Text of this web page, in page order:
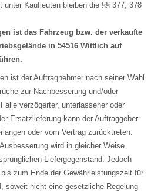
unter Kaufleuten bleiben die §§ 377, 378
ist das Fahrzeug bzw. der verkaufte
in 54516 Wittlich auf
ist der Auftragnehmer nach seiner Wahl
zur Nachbesserung und/oder
verzögerter, unterlassener oder
Ersatzlieferung kann der Auftraggeber
oder vom Vertrag zurücktreten.
wird in gleicher Weise
Liefergegenstand. Jedoch
zum Ende der Gewährleistungszeit für
soweit nicht eine gesetzliche Regelung